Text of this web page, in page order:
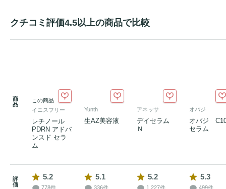
クチコミ評価4.5以上の商品で比較
商
品
この商品
イニスフリー
レチノール
PDRN アドバ
ンスド セラ
ム
Yunth
生AZ美容液
アネッサ
デイセラム
Ｎ
オバジ
オバジ
セラム
評
価
5.2
778件
5.1
336件
5.2
1,227件
5.3
499件